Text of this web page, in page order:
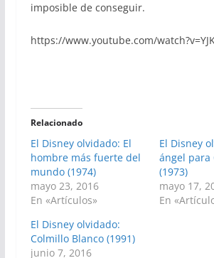
imposible de conseguir.
https://www.youtube.com/
Relacionado
El Disney olvidado: El
hombre más fuerte del
mundo (1974)
mayo 23, 2016
En «Artículos»
El Disney
ángel para
(1973)
mayo 17,
En
El Disney olvidado:
Colmillo Blanco (1991)
junio 7, 2016